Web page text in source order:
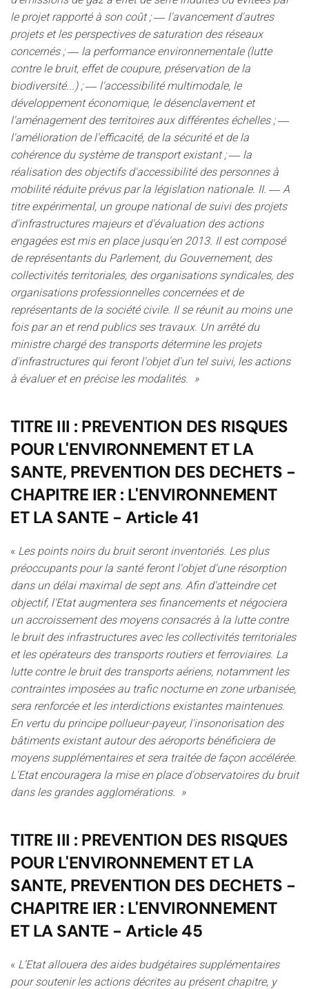
le projet rapporté à son coût ; ― l'avancement d'autres
projets et les perspectives de saturation des réseaux
concernés ; ― la performance environnementale (lutte
contre le bruit, effet de coupure, préservation de la
biodiversité...) ; ― l'accessibilité multimodale, le
développement économique, le désenclavement et
l'aménagement des territoires aux différentes échelles ; ―
l'amélioration de l'efficacité, de la sécurité et de la
cohérence du système de transport existant ; ― la
réalisation des objectifs d'accessibilité des personnes à
mobilité réduite prévus par la législation nationale. II. ― A
titre expérimental, un groupe national de suivi des projets
d'infrastructures majeurs et d'évaluation des actions
engagées est mis en place jusqu'en 2013. Il est composé
de représentants du Parlement, du Gouvernement, des
collectivités territoriales, des organisations syndicales, des
organisations professionnelles concernées et de
représentants de la société civile. Il se réunit au moins une
fois par an et rend publics ses travaux. Un arrêté du
ministre chargé des transports détermine les projets
d'infrastructures qui feront l'objet d'un tel suivi, les actions
à évaluer et en précise les modalités. »
TITRE III : PREVENTION DES RISQUES
POUR L'ENVIRONNEMENT ET LA
SANTE, PREVENTION DES DECHETS -
CHAPITRE IER : L'ENVIRONNEMENT
ET LA SANTE - Article 41
« Les points noirs du bruit seront inventoriés. Les plus
préoccupants pour la santé feront l'objet d'une résorption
dans un délai maximal de sept ans. Afin d'atteindre cet
objectif, l'Etat augmentera ses financements et négociera
un accroissement des moyens consacrés à la lutte contre
le bruit des infrastructures avec les collectivités territoriales
et les opérateurs des transports routiers et ferroviaires. La
lutte contre le bruit des transports aériens, notamment les
contraintes imposées au trafic nocturne en zone urbanisée,
sera renforcée et les interdictions existantes maintenues.
En vertu du principe pollueur-payeur, l'insonorisation des
bâtiments existant autour des aéroports bénéficiera de
moyens supplémentaires et sera traitée de façon accélérée.
L'Etat encouragera la mise en place d'observatoires du bruit
dans les grandes agglomérations. »
TITRE III : PREVENTION DES RISQUES
POUR L'ENVIRONNEMENT ET LA
SANTE, PREVENTION DES DECHETS -
CHAPITRE IER : L'ENVIRONNEMENT
ET LA SANTE - Article 45
« L'Etat allouera des aides budgétaires supplémentaires
pour soutenir les actions décrites au présent chapitre, y